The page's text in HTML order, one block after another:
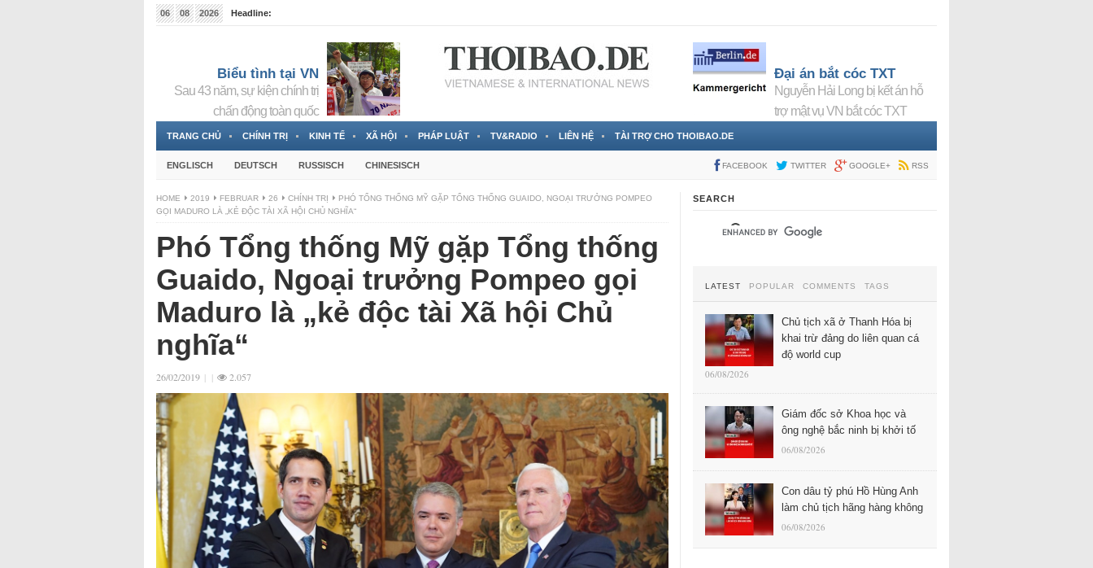
06 08 2026
Headline:
Biểu tình tại VN
Sau 43 năm, sự kiện chính trị
chấn động toàn quốc
Đại án bắt cóc TXT
Nguyễn Hải Long bị kết án hỗ
trợ mật vụ VN bắt cóc TXT
TRANG CHỦ CHÍNH TRỊ KINH TẾ XÃ HỘI PHÁP LUẬT TV&RADIO LIÊN HỆ TÀI TRỢ CHO THOIBAO.DE
ENGLISCH DEUTSCH RUSSISCH CHINESISCH FACEBOOK TWITTER GOOGLE+ RSS
HOME 2019 FEBRUAR 26 CHÍNH TRỊ
PHÓ TỔNG THỐNG MỸ GẶP TỔNG THỐNG GUAIDO, NGOẠI TRƯỞNG POMPEO
GỌI MADURO LÀ „KẺ ĐỘC TÀI XÃ HỘI CHỦ NGHĨA“
Phó Tổng thống Mỹ gặp Tổng thống
Guaido, Ngoại trưởng Pompeo gọi
Maduro là „kẻ độc tài Xã hội Chủ
nghĩa“
26/02/2019 | | 2.057
SEARCH
LATEST POPULAR COMMENTS TAGS
Chủ tịch xã ở Thanh Hóa bị
khai trừ đảng do liên quan cá
độ world cup
06/08/2026
Giám đốc sở Khoa học và
ông nghệ bắc ninh bị khởi tố
06/08/2026
Con dâu tỷ phú Hồ Hùng Anh
làm chủ tịch hãng hàng không
06/08/2026